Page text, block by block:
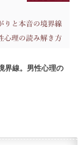
界線。男性心理の